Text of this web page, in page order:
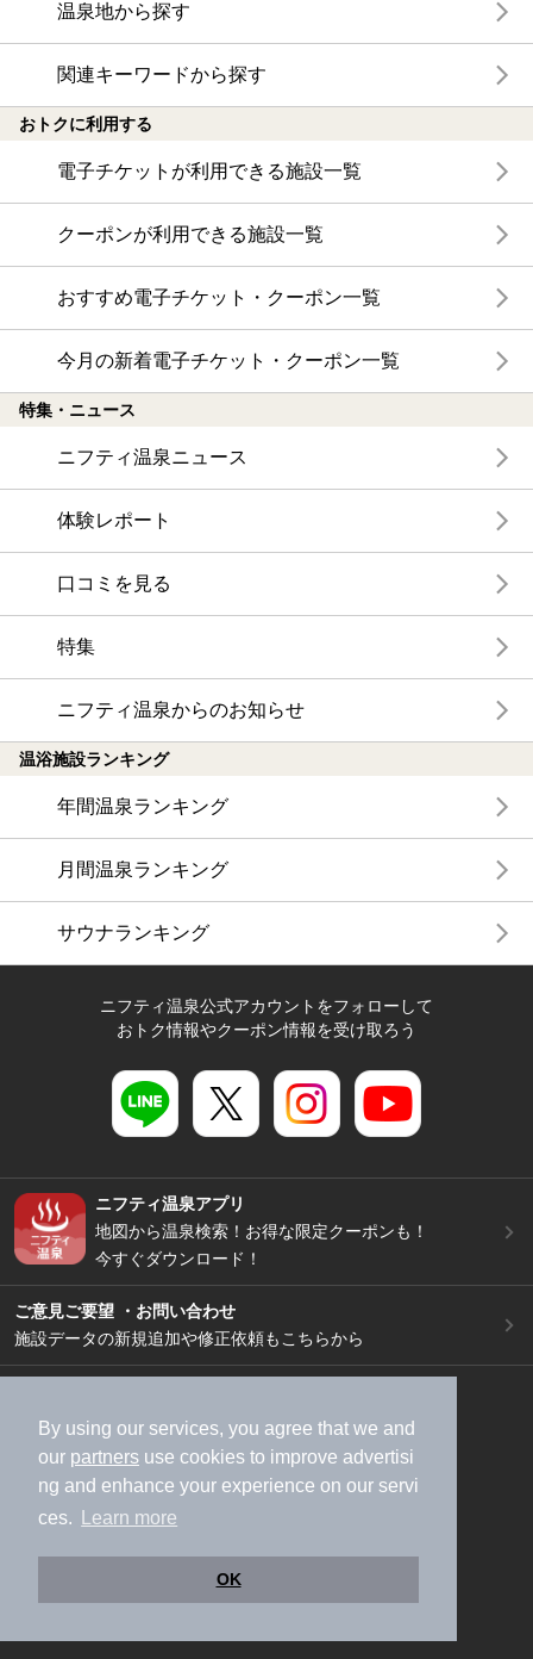
By using our services, you agree that we and
our partners use cookies to improve advertisi
ng and enhance your experience on our servi
ces.
Learn more
OK
温泉地から探す
関連キーワードから探す
おトクに利用する
電子チケットが利用できる施設一覧
クーポンが利用できる施設一覧
おすすめ電子チケット・クーポン一覧
今月の新着電子チケット・クーポン一覧
特集・ニュース
ニフティ温泉ニュース
体験レポート
口コミを見る
特集
ニフティ温泉からのお知らせ
温浴施設ランキング
年間温泉ランキング
月間温泉ランキング
サウナランキング
ニフティ温泉公式アカウントをフォローして
おトク情報やクーポン情報を受け取ろう
ニフティ温泉アプリ
地図から温泉検索！お得な限定クーポンも！
今すぐダウンロード！
ご意見ご要望 ・お問い合わせ
施設データの新規追加や修正依頼もこちらから
加盟店募集（資料請求）
広告出稿のご案内
利用規約
ライフスタイルMEMBERS+規約
特定商取引法に基づく表記
ヘルプ
採用情報
運営会社